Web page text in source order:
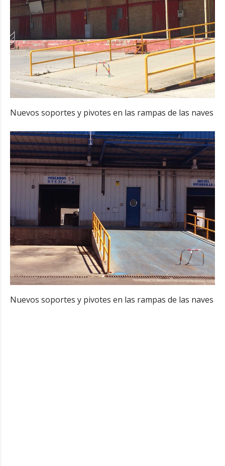
Nuevos soportes y pivotes en las rampas de las naves
Nuevos soportes y pivotes en las rampas de las naves